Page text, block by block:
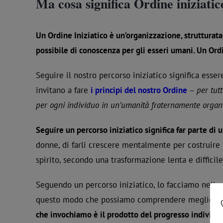
Un Ordine Iniziatico è un’organizzazione,
possibile di conoscenza per gli esseri umani. Un
Seguire il nostro percorso iniziatico significa
invitano a fare i principi del nostro Ordine – per
per ogni individuo in un’umanità fraternamente
Seguire un percorso iniziatico significa far parte di
donne, di farli crescere mentalmente per
spirito, secondo una trasformazione lenta e
Seguendo un percorso iniziatico, lo facciamo
questo modo che possiamo comprendere meglio
che invochiamo è il prodotto del progresso